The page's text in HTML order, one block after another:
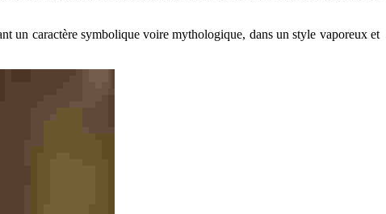
un caractère symbolique voire mythologique, dans un style vaporeux et